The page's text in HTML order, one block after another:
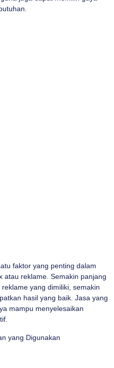
faktor yang penting dalam
atau reklame. Semakin panjang
yang dimiliki, semakin
hasil yang baik. Jasa yang
mampu menyelesaikan
yang Digunakan